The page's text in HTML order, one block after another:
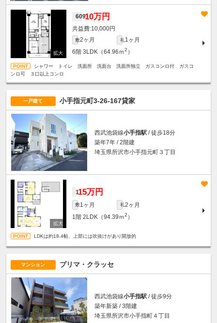
60910万円
10,000円
敷2ヶ月 礼1ヶ月
6階 3LDK（64.96ｍ2 ）
シャワー トイレ 洗面所 洗面台 洗面所独立 ガスコンロ付 ガスコ
ンロ可 ３口以上コンロ
一戸建て 小手指元町3-26-167貸家
西武池袋線小手指駅 / 徒歩18分
築年7年 / 2階建
埼玉県所沢市小手指元町３丁目
115万円
敷1ヶ月 礼2ヶ月
1階 2LDK（94.39ｍ2 ）
LDKは約18.4帖、上部には吹抜けがあり開放的
マンション プリマ・クラッセ
西武池袋線小手指駅 / 徒歩9分
築年新築 / 3階建
埼玉県所沢市小手指町４丁目